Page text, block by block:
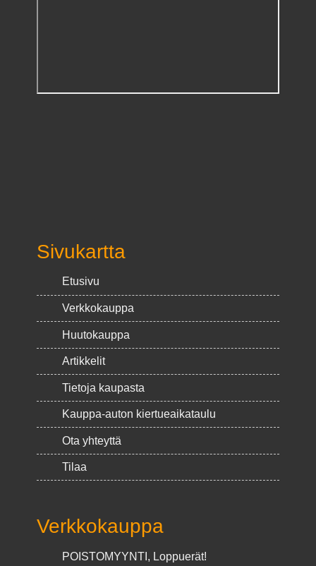
Sivukartta
Etusivu
Verkkokauppa
Huutokauppa
Artikkelit
Tietoja kaupasta
Kauppa-auton kiertueaikataulu
Ota yhteyttä
Tilaa
Verkkokauppa
POISTOMYYNTI, Loppuerät!